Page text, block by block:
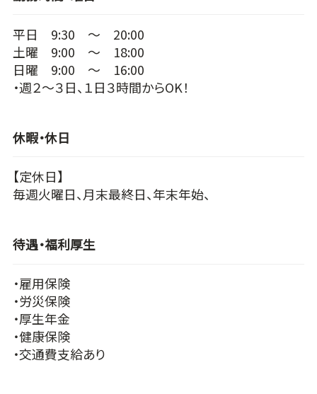
平日 9:30 ～ 20:00
土曜 9:00 ～ 18:00
日曜 9:00 ～ 16:00
・週２～３日、１日３時間からOK！
休暇・休日
【定休日】
毎週火曜日、月末最終日、年末年始、
待遇・福利厚生
・雇用保険
・労災保険
・厚生年金
・健康保険
・交通費支給あり